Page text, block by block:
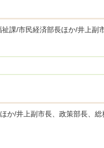
課/市民経済部長ほか/井上副
か/井上副市長、政策部長、総